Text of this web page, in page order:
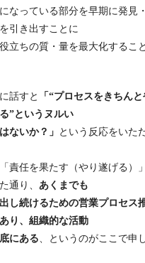
なっている部分を早期に発見
引き出すことに
立ちの質・量を最大化するこ
話すと
「“プロセスをきちん
”というヌルい
ないか？」 という反応をいた
責任を果たす（やり遂げる）
通り、 あくまでも
出し続けるための営業プロセス
り、組織的な活動
にある、というのがここで申